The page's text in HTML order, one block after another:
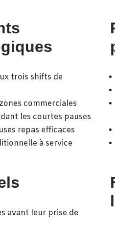
trois shifts de
commerciales
les courtes pauses
repas efficaces
à service
avant leur prise de